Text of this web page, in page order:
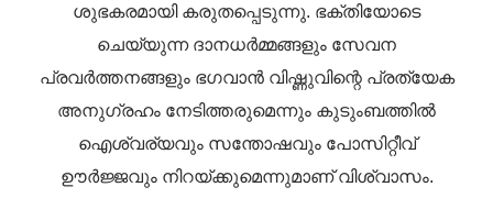
ശുഭകരമായി കരുതപ്പെടുന്നു. ഭക്തിയോടെ
ചെയ്യുന്ന ദാനധർമ്മങ്ങളും സേവന
പ്രവർത്തനങ്ങളും ഭഗവാൻ വിഷ്ണുവിന്റെ പ്രത്യേക
അനുഗ്രഹം നേടിത്തരുമെന്നും കുടുംബത്തിൽ
ഐശ്വര്യവും സന്തോഷവും പോസിറ്റീവ്
ഊർജ്ജവും നിറയ്ക്കുമെന്നുമാണ് വിശ്വാസം.